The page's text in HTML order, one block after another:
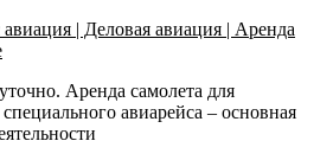
авиация | Деловая авиация | Аренда
Аренда самолета для
авиарейса – основная